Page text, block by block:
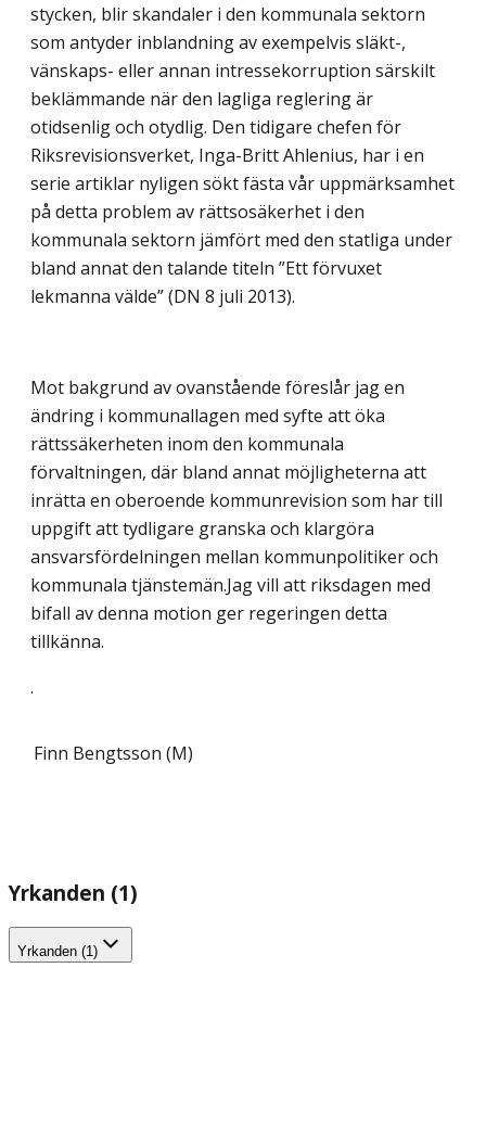
stycken, blir skandaler i den kommunala sektorn
som antyder inblandning av exempelvis släkt-,
vänskaps- eller annan intressekorruption särskilt
beklämmande när den lagliga reglering är
otidsenlig och otydlig. Den tidigare chefen för
Riksrevisionsverket, Inga-Britt Ahlenius, har i en
serie artiklar nyligen sökt fästa vår uppmärksamhet
på detta problem av rättsosäkerhet i den
kommunala sektorn jämfört med den statliga under
bland annat den talande titeln ”Ett förvuxet
lekmanna välde” (DN 8 juli 2013).
Mot bakgrund av ovanstående föreslår jag en
ändring i kommunallagen med syfte att öka
rättssäkerheten inom den kommunala
förvaltningen, där bland annat möjligheterna att
inrätta en oberoende kommunrevision som har till
uppgift att tydligare granska och klargöra
ansvarsfördelningen mellan kommunpolitiker och
kommunala tjänstemän.Jag vill att riksdagen med
bifall av denna motion ger regeringen detta
tillkänna.
.
Finn Bengtsson (M)
Yrkanden (1)
Yrkanden (1)